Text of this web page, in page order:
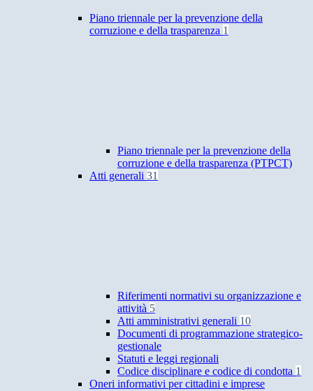
Piano triennale per la prevenzione della
corruzione e della trasparenza 1
Piano triennale per la prevenzione della
corruzione e della trasparenza (PTPCT)
Atti generali 31
Riferimenti normativi su organizzazione e
attività 5
Atti amministrativi generali 10
Documenti di programmazione strategico-
gestionale
Statuti e leggi regionali
Codice disciplinare e codice di condotta 1
Oneri informativi per cittadini e imprese